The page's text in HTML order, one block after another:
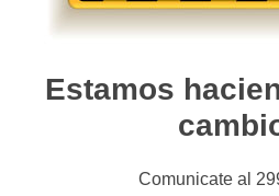
Estamos
Comunicate al